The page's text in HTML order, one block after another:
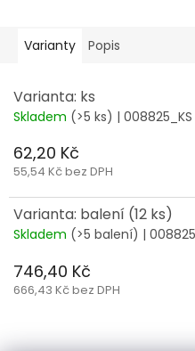
Varianty Popis
Varianta: ks
Skladem (>5 ks) | 008825_KS
62,20 Kč
55,54 Kč bez DPH
Varianta: balení (12 ks)
Skladem (>5 balení) |
746,40 Kč
666,43 Kč bez DPH